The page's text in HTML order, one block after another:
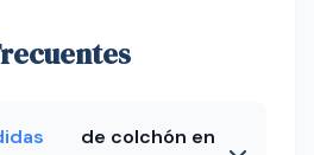
de colchón en